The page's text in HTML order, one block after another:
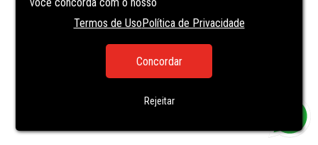
Termos de UsoPolítica de Privacidade
Concordar
Rejeitar